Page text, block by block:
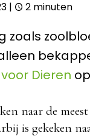
| 2 minuten
zoals
Dieren
naar de
is gekeken